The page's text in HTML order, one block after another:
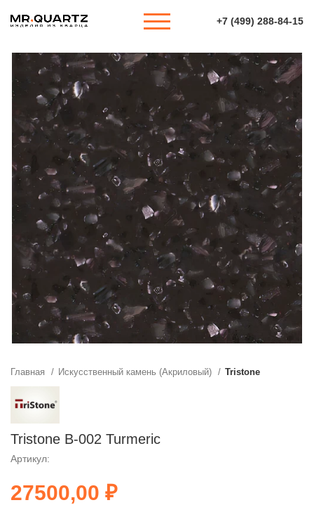
+7 (499) 288-84-15
Главная Искусственный камень (Акриловый) Tristone
Tristone B-002 Turmeric
Артикул:
₽